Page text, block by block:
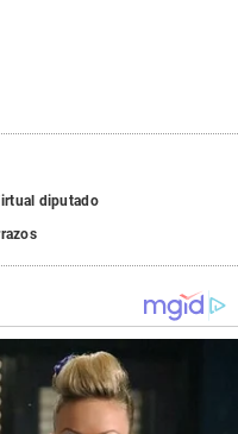
diputado